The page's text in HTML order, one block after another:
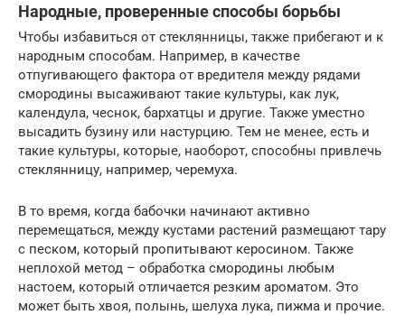
Народные, проверенные способы борьбы
Чтобы избавиться от стеклянницы, также прибегают и к
народным способам. Например, в качестве
отпугивающего фактора от вредителя между рядами
смородины высаживают такие культуры, как лук,
календула, чеснок, бархатцы и другие. Также уместно
высадить бузину или настурцию. Тем не менее, есть и
такие культуры, которые, наоборот, способны привлечь
стеклянницу, например, черемуха.
В то время, когда бабочки начинают активно
перемещаться, между кустами растений размещают тару
с песком, который пропитывают керосином. Также
неплохой метод – обработка смородины любым
настоем, который отличается резким ароматом. Это
может быть хвоя, полынь, шелуха лука, пижма и прочие.